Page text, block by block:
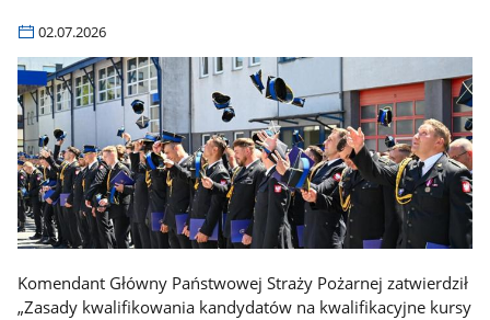
02.07.2026
Komendant Główny Państwowej Straży Pożarnej zatwierdził
„Zasady kwalifikowania kandydatów na kwalifikacyjne kursy